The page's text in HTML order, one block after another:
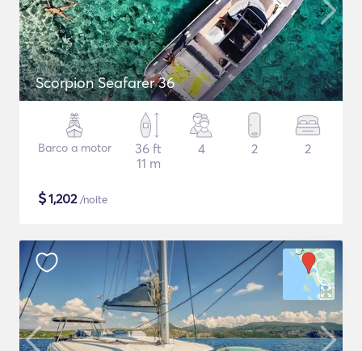
Scorpion Seafarer 36
Barco a motor
36 ft
11 m
4 2 2
$1,202/noite